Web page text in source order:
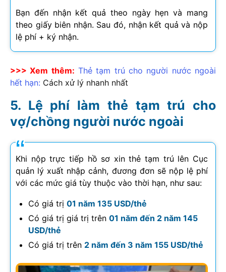
Bạn đến nhận kết quả theo ngày hẹn và mang
theo giấy biên nhận. Sau đó, nhận kết quả và nộp
lệ phí + ký nhận.
>>> Xem thêm: Thẻ tạm trú cho người nước ngoài
hết hạn: Cách xử lý nhanh nhất
Lệ phí làm thẻ tạm trú cho
vợ/chồng người nước ngoài
Khi nộp trực tiếp hồ sơ xin thẻ tạm trú lên Cục
quản lý xuất nhập cảnh, đương đơn sẽ nộp lệ phí
với các mức giá tùy thuộc vào thời hạn, như sau:
Có giá trị 01 năm 135 USD/thẻ
Có giá trị giá trị trên 01 năm đến 2 năm 145
USD/thẻ
Có giá trị trên 2 năm đến 3 năm 155 USD/thẻ